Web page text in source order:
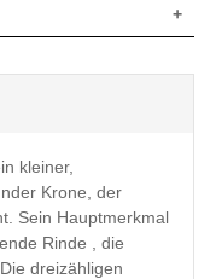
Oberseite
Austrieb
anfangs
orange-gelb (ab
kleiner,
Krone, der
Sein Hauptmerkmal
Rinde , die
dreizähligen